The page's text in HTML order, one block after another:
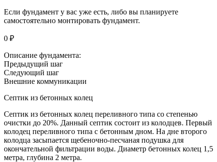
Если фундамент у вас уже есть, либо вы планируете
самостоятельно монтировать фундамент.
0 ₽
Описание фундамента:
Предыдущий шаг
Следующий шаг
Внешние коммуникации
Септик из бетонных колец
Септик из бетонных колец переливного типа со степенью
очистки до 20%. Данный септик состоит из колодцев. Первый
колодец переливного типа с бетонным дном. На дне второго
колодца засыпается щебеночно-песчаная подушка для
окончательной фильтрации воды. Диаметр бетонных колец 1,5
метра, глубина 2 метра.